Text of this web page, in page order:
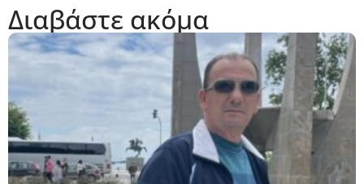
Διαβάστε ακόμα